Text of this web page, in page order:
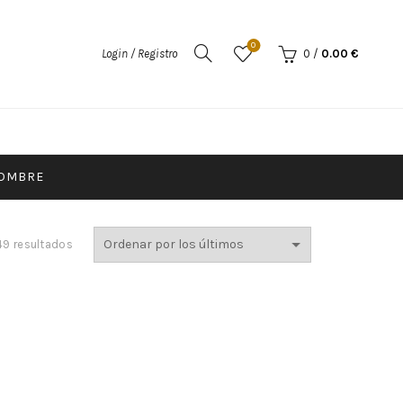
Login / Registro
0
0 / 0.00 €
resultados